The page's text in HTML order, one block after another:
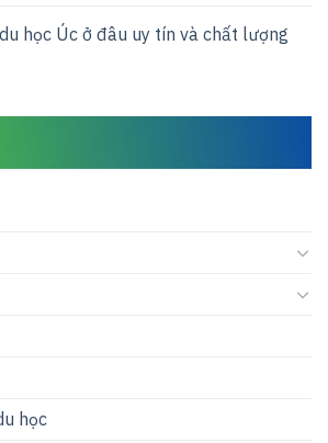
học Úc ở đâu uy tín và chất lượng
học